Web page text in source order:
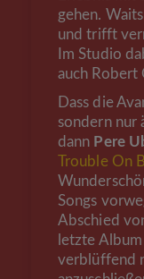
gehen.
und trifft
Im Studio
auch Robert
Dass die
sondern nur
dann Pere
Trouble On
Songs
Abschied
letzte
verblüffend